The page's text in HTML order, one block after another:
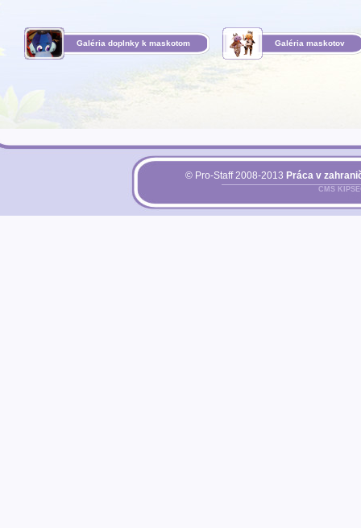
Galéria doplnky k maskotom Galéria maskotov
© Pro-Staff 2008-2013 Práca v
CMS